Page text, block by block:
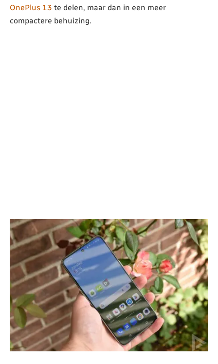
OnePlus 13 te delen, maar dan in een meer
compactere behuizing.